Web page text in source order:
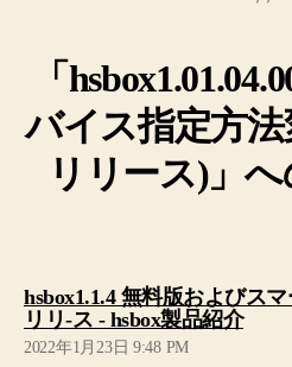
「
バイス指定方
リリース)」
hsbox1.1.4 無料版およびス
リリ-ス - hsbox製品紹介の
2022年1月23日 9:48 PM